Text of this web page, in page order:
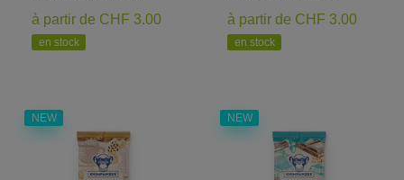
à partir de CHF 3.00
en stock
à partir de CHF 3.00
en stock
NEW NEW